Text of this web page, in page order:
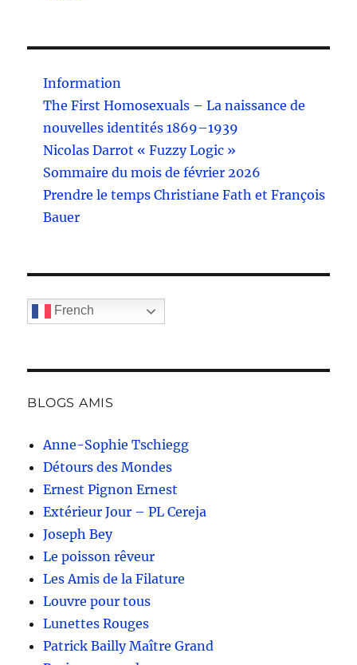
Information
The First Homosexuals – La naissance de
nouvelles identités 1869–1939
Nicolas Darrot « Fuzzy Logic »
Sommaire du mois de février 2026
Prendre le temps Christiane Fath et François
Bauer
French
BLOGS AMIS
Anne-Sophie Tschiegg
Détours des Mondes
Ernest Pignon Ernest
Extérieur Jour – PL Cereja
Joseph Bey
Le poisson rêveur
Les Amis de la Filature
Louvre pour tous
Lunettes Rouges
Patrick Bailly Maître Grand